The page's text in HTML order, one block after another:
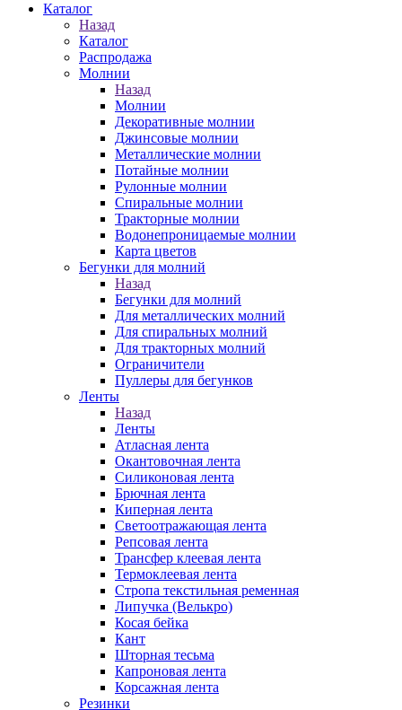
Каталог
Назад
Каталог
Распродажа
Молнии
Назад
Молнии
Декоративные молнии
Джинсовые молнии
Металлические молнии
Потайные молнии
Рулонные молнии
Спиральные молнии
Тракторные молнии
Водонепроницаемые молнии
Карта цветов
Бегунки для молний
Назад
Бегунки для молний
Для металлических молний
Для спиральных молний
Для тракторных молний
Ограничители
Пуллеры для бегунков
Ленты
Назад
Ленты
Атласная лента
Окантовочная лента
Силиконовая лента
Брючная лента
Киперная лента
Светоотражающая лента
Репсовая лента
Трансфер клеевая лента
Термоклеевая лента
Стропа текстильная ременная
Липучка (Велькро)
Косая бейка
Кант
Шторная тесьма
Капроновая лента
Корсажная лента
Резинки